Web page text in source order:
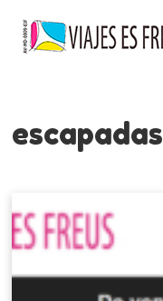
escapadas